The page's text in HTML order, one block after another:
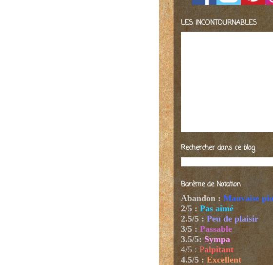
LES INCONTOURNABLES
Rechercher dans ce blog
Barème de Notation
Abandon : Mauvaise
2/5 : Pas aimé
2.5/5 : Peu de plaisir
3/5 : Passable
3.5/5: Sympa
4/5 : Palpitant
4.5/5 : Excellent